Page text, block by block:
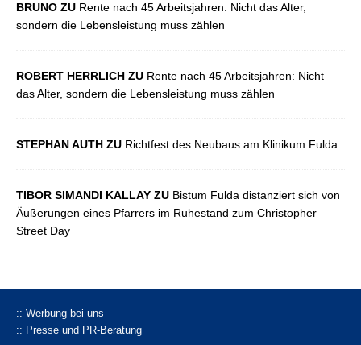
BRUNO ZU Rente nach 45 Arbeitsjahren: Nicht das Alter,
sondern die Lebensleistung muss zählen
ROBERT HERRLICH ZU Rente nach 45 Arbeitsjahren: Nicht
das Alter, sondern die Lebensleistung muss zählen
STEPHAN AUTH ZU Richtfest des Neubaus am Klinikum Fulda
TIBOR SIMANDI KALLAY ZU Bistum Fulda distanziert sich von
Äußerungen eines Pfarrers im Ruhestand zum Christopher
Street Day
:: Werbung bei uns
:: Presse und PR-Beratung